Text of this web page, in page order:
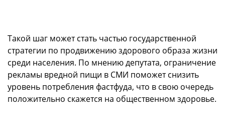
Такой шаг может стать частью государственной
стратегии по продвижению здорового образа жизни
среди населения. По мнению депутата, ограничение
рекламы вредной пищи в СМИ поможет снизить
уровень потребления фастфуда, что в свою очередь
положительно скажется на общественном здоровье.